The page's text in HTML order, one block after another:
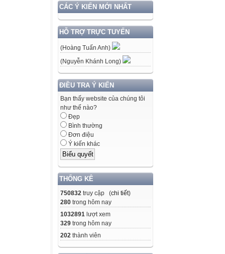
CÁC Ý KIẾN MỚI NHẤT
HỖ TRỢ TRỰC TUYẾN
(Hoàng Tuấn Anh)
(Nguyễn Khánh Long)
ĐIỀU TRA Ý KIẾN
Bạn thấy website của chúng tôi
như thế nào?
Đẹp
Bình thường
Đơn điệu
Ý kiến khác
THỐNG KÊ
750832 truy cập (chi tiết)
280 trong hôm nay
1032891 lượt xem
329 trong hôm nay
202 thành viên